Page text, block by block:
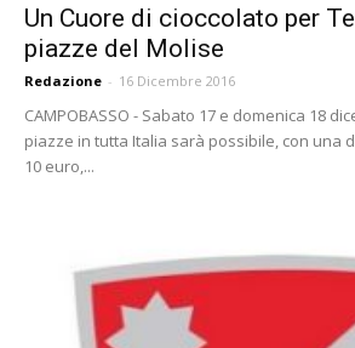
Un Cuore di cioccolato per
piazze del Molise
Redazione - 16 Dicembre 2016
CAMPOBASSO - Sabato 17 e domenica 18
piazze in tutta Italia sarà possibile, con una
10 euro,...